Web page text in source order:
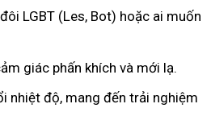
LGBT (Les, Bot) hoặc ai muốn
giác phấn khích và mới lạ.
nhiệt độ, mang đến trải nghiệm